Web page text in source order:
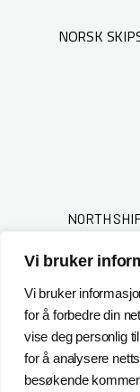
Vi bruker
Vi bruker
for å forbedre din
vise deg personlig
for å analysere
besøkende
NORSK
NORTH